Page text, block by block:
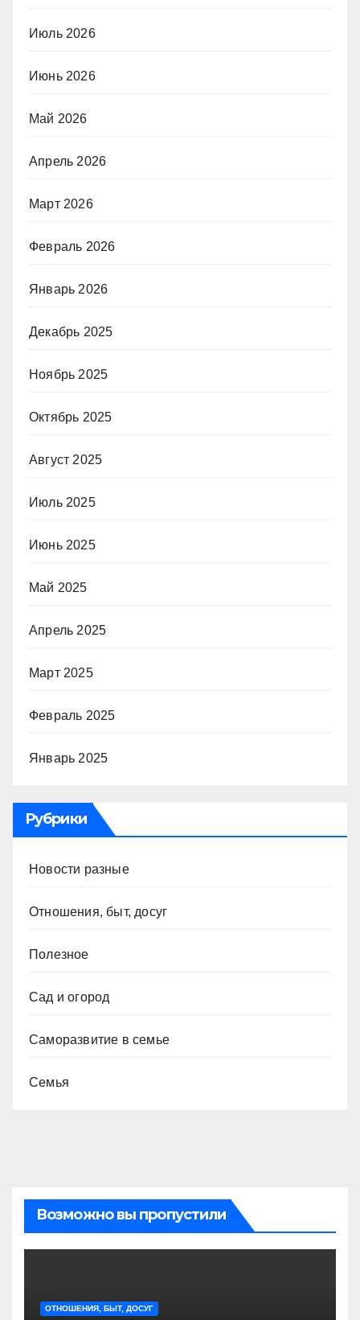
Июль 2026
Июнь 2026
Май 2026
Апрель 2026
Март 2026
Февраль 2026
Январь 2026
Декабрь 2025
Ноябрь 2025
Октябрь 2025
Август 2025
Июль 2025
Июнь 2025
Май 2025
Апрель 2025
Март 2025
Февраль 2025
Январь 2025
Рубрики
Новости разные
Отношения, быт, досуг
Полезное
Сад и огород
Саморазвитие в семье
Семья
Возможно вы пропустили
ОТНОШЕНИЯ, БЫТ, ДОСУГ